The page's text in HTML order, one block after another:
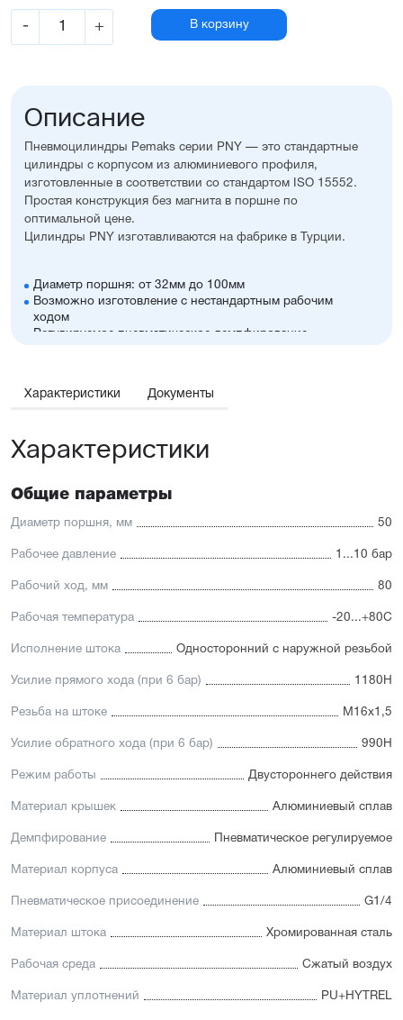
- + В корзину
Описание
Пневмоцилиндры Pemaks серии PNY — это стандартные
цилиндры с корпусом из алюминиевого профиля,
изготовленные в соответствии со стандартом ISO 15552.
Простая конструкция без магнита в поршне по
оптимальной цене.
Цилиндры PNY изготавливаются на фабрике в Турции.
Диаметр поршня: от 32мм до 100мм
Возможно изготовление с нестандартным рабочим
ходом
Регулируемое пневматическое демпфирование
Шток из хромированной стали
Характеристики Документы
Характеристики
Общие параметры
Диаметр поршня, мм 50
Рабочее давление 1...10 бар
Рабочий ход, мм 80
Рабочая температура -20...+80С
Исполнение штока Односторонний с наружной резьбой
Усилие прямого хода (при 6 бар) 1180Н
Резьба на штоке М16х1,5
Усилие обратного хода (при 6 бар) 990Н
Режим работы Двустороннего действия
Материал крышек Алюминиевый сплав
Демпфирование Пневматическое регулируемое
Материал корпуса Алюминиевый сплав
Пневматическое присоединение G1/4
Материал штока Хромированная сталь
Рабочая среда Сжатый воздух
Материал уплотнений PU+HYTREL